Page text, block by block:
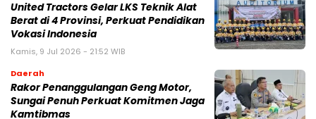
United Tractors Gelar LKS Teknik Alat
Berat di 4 Provinsi, Perkuat Pendidikan
Vokasi Indonesia
Kamis, 9 Jul 2026 - 21:52 WIB
Daerah
Rakor Penanggulangan Geng Motor,
Sungai Penuh Perkuat Komitmen Jaga
Kamtibmas